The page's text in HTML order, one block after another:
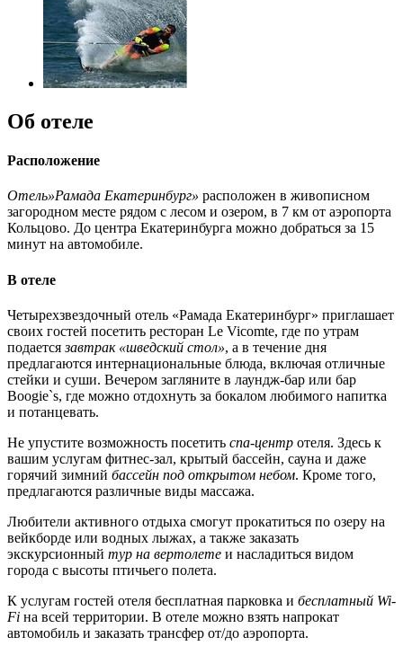
Об отеле
Расположение
Отель»Рамада Екатеринбург» расположен в живописном
загородном месте рядом с лесом и озером, в 7 км от аэропорта
Кольцово. До центра Екатеринбурга можно добраться за 15
минут на автомобиле.
В отеле
Четырехзвездочный отель «Рамада Екатеринбург» приглашает
своих гостей посетить ресторан Le Vicomte, где по утрам
подаетсязавтрак «шведский стол», а в течение дня
предлагаются интернациональные блюда, включая отличные
стейки и суши. Вечером загляните в лаундж-бар или бар
Boogie`s, где можно отдохнуть за бокалом любимого напитка
и потанцевать.
Не упустите возможность посетить спа-центр отеля. Здесь к
вашим услугам фитнес-зал, крытый бассейн, сауна и даже
горячий зимний бассейн под открытом небом. Кроме того,
предлагаются различные виды массажа.
Любители активного отдыха смогут прокатиться по озеру на
вейкборде или водных лыжах, а также заказать
экскурсионный тур на вертолете и насладиться видом
города с высоты птичьего полета.
К услугам гостей отеля бесплатная парковка и бесплатный Wi-
Fi на всей территории. В отеле можно взять напрокат
автомобиль и заказать трансфер от/до аэропорта.